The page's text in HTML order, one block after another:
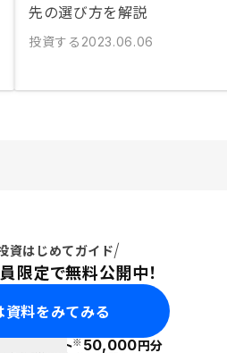
先の選び方を解説
投資する 2023.06.06
資はじめてガイド
限定で無料公開中！
資料をみてみる
ポイント※50,000円分